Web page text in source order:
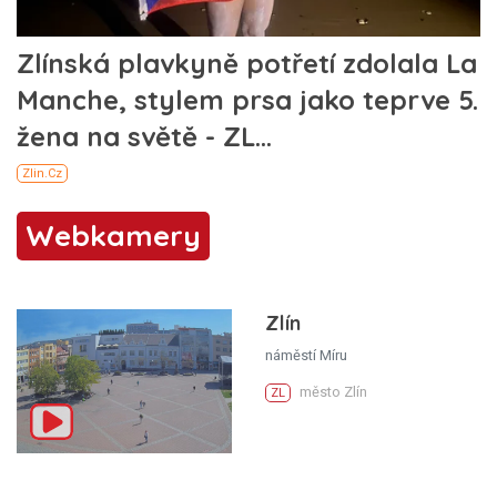
Webkamery
Zlín
náměstí Míru
ZL město Zlín